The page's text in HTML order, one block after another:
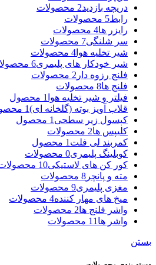
دریچه بازدید2 محصولات
رابط5 محصولات
رایزر ها4 محصولات
سر شلنگی7 محصولات
شیر تخلیه هوا 4 محصولات
شیر خودکار های پلیمری6 محصولات
فلنج رزوه دار 2 محصولات
فلنج ها8 محصولات
فیلتر و شیر تخلیه هوا 1 محصول
قلاب آویز بوته (گلخانه ای)1 محصول
کپسول زیر سطحی 1 محصول
کلیپس ها2 محصولات
کمربند لی فلت 1 محصول
کوبلینگ پلیمری0 محصولات
کور کن های لاستیکی10 محصولات
مته و پانچر 8 محصولات
مغزی پلیمری9 محصولات
میخ های مهار کننده4 محصولات
واشر فلنج ها2 محصولات
واشر ها 11 محصولات
بستن